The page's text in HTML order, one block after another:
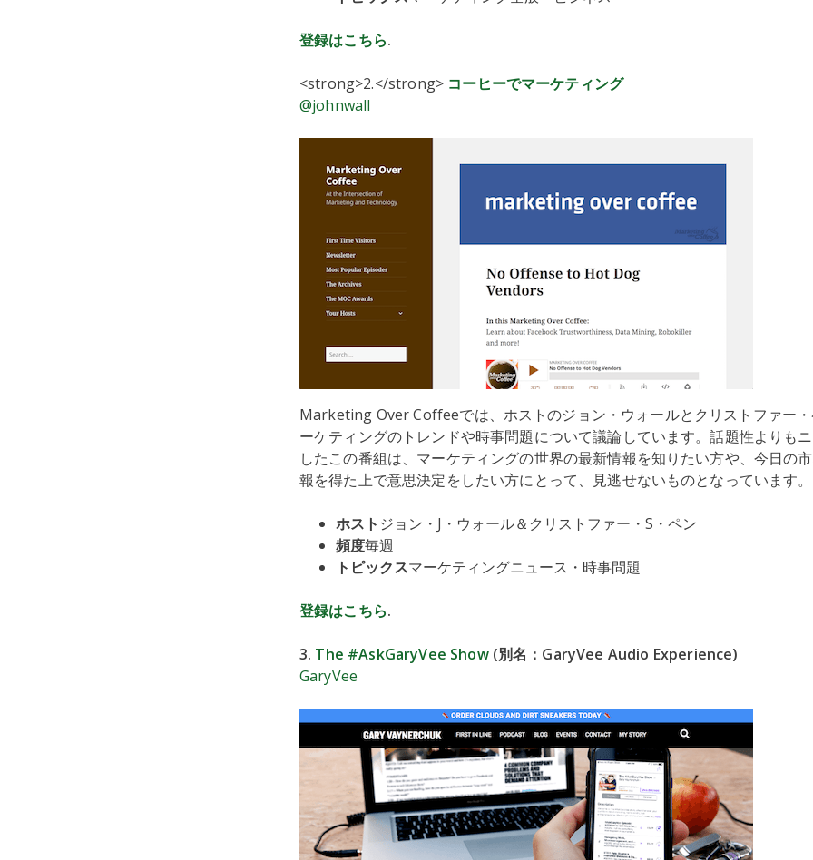
登録はこちら.
<strong>2.</strong> コーヒーでマーケティング
@johnwall
Marketing Over Coffeeでは、ホストのジョン・ウォールとクリストファー
ーケティングのトレンドや時事問題について議論しています。話題性よりも
したこの番組は、マーケティングの世界の最新情報を知りたい方や、今日の
報を得た上で意思決定をしたい方にとって、見逃せないものとなっています。
ホスト ジョン・J・ウォール＆クリストファー・S・ペン
頻度毎週
トピックスマーケティングニュース・時事問題
登録はこちら.
3. The #AskGaryVee Show (別名：GaryVee Audio Experience)
GaryVee